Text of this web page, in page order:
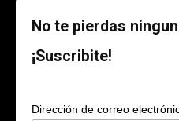
No te pierdas
¡Suscribite!
Dirección de correo